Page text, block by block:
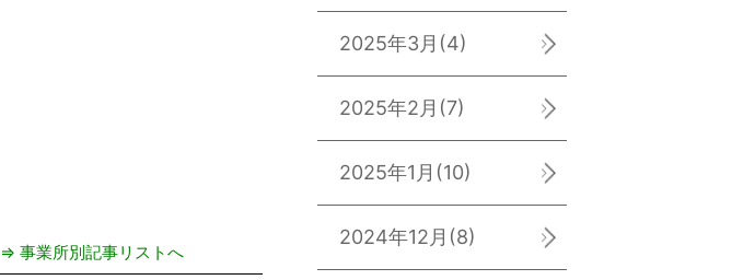
⇒ 事業所別記事リストへ
2025年3月 (4)
2025年2月 (7)
2025年1月 (10)
2024年12月 (8)